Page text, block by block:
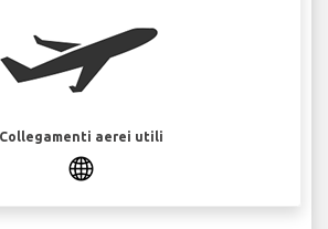
Collegamenti aerei utili